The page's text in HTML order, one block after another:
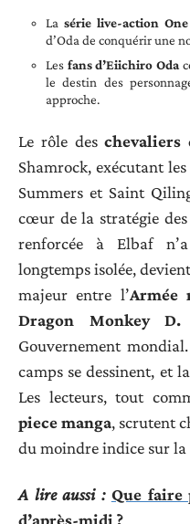
Lasérie live-action
d’Oda de conquérir une
Les fans d’Eiichiro Oda
le destin des
approche.
Le rôle deschevaliers
Shamrock, exécutant
Summers et Saint
cœur de la stratégie des
renforcée à Elbaf
longtemps isolée,
majeur entre l’Armée
Dragon Monkey D.
Gouvernement
camps se dessinent, et
Les lecteurs, tout
piece manga, scrutent
du moindre indice sur la
A lire aussi : Que faire
d’après-midi ?